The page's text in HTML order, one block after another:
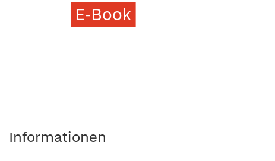
E-Book
Informationen